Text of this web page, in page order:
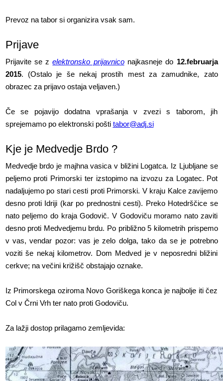
Prevoz na tabor si organizira vsak sam.
Prijave
Prijavite se zelektronsko prijavniconajkasneje do 12.februarja
2015. (Ostalo je še nekaj prostih mest za zamudnike, zato
obrazec za prijavo ostaja veljaven.)
Če se pojavijo dodatna vprašanja v zvezi s taborom, jih
sprejemamo po elektronski pošti tabor@adj.si
Kje je Medvedje Brdo ?
Medvedje brdo je majhna vasica v bližini Logatca. Iz Ljubljane se
peljemo proti Primorski ter izstopimo na izvozu za Logatec. Pot
nadaljujemo po stari cesti proti Primorski. V kraju Kalce zavijemo
desno proti Idriji (kar po prednostni cesti). Preko Hotedrščice se
nato peljemo do kraja Godovič. V Godoviču moramo nato zaviti
desno proti Medvedjemu brdu. Po približno 5 kilometrih prispemo
v vas, vendar pozor: vas je zelo dolga, tako da se je potrebno
voziti še nekaj kilometrov. Dom Medved je v neposredni bližini
cerkve; na večini križišč obstajajo oznake.
Iz Primorskega oziroma Novo Goriškega konca je najbolje iti čez
Col v Črni Vrh ter nato proti Godoviču.
Za lažji dostop prilagamo zemljevida: